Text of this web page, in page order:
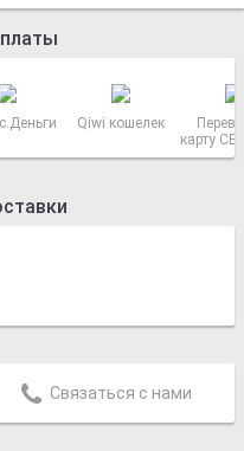
Qiwi кошелек
карту
Связаться с нами